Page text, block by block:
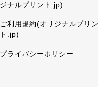
ジナルプリント.jp)
ご利用規約(オリジナルプリン
ト.jp)
プライバシーポリシー